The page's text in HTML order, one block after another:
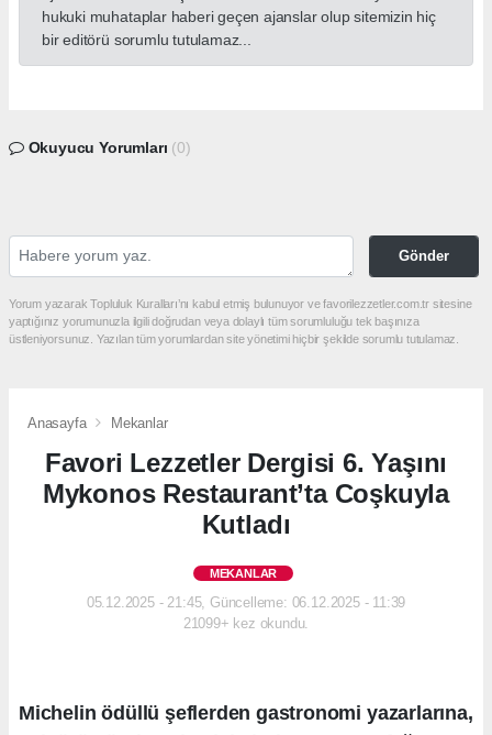
hukuki muhataplar haberi geçen ajanslar olup sitemizin hiç
bir editörü sorumlu tutulamaz...
Okuyucu Yorumları (0)
Gönder
Yorum yazarak Topluluk Kuralları’nı kabul etmiş bulunuyor ve favorilezzetler.com.tr sitesine
yaptığınız yorumunuzla ilgili doğrudan veya dolaylı tüm sorumluluğu tek başınıza
üstleniyorsunuz. Yazılan tüm yorumlardan site yönetimi hiçbir şekilde sorumlu tutulamaz.
Anasayfa Mekanlar
Favori Lezzetler Dergisi 6. Yaşını
Mykonos Restaurant’ta Coşkuyla
Kutladı
MEKANLAR
05.12.2025 - 21:45, Güncelleme: 06.12.2025 - 11:39
21099+ kez okundu.
Michelin ödüllü şeflerden gastronomi yazarlarına,